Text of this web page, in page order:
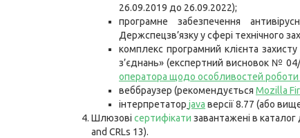
26.09.2019 до 26.09.2022);
програмне забезпечення
Держспецзв’язку у сфері технічного
комплекс програмний клієнта
з’єднань» (експертний висновок №
оператора щодо особливостей роботи
веббраузер (рекомендується Mozilla
інтерпретатор java версії 8.77 (або
Шлюзові сертифікати завантажені в
and CRLs 13).